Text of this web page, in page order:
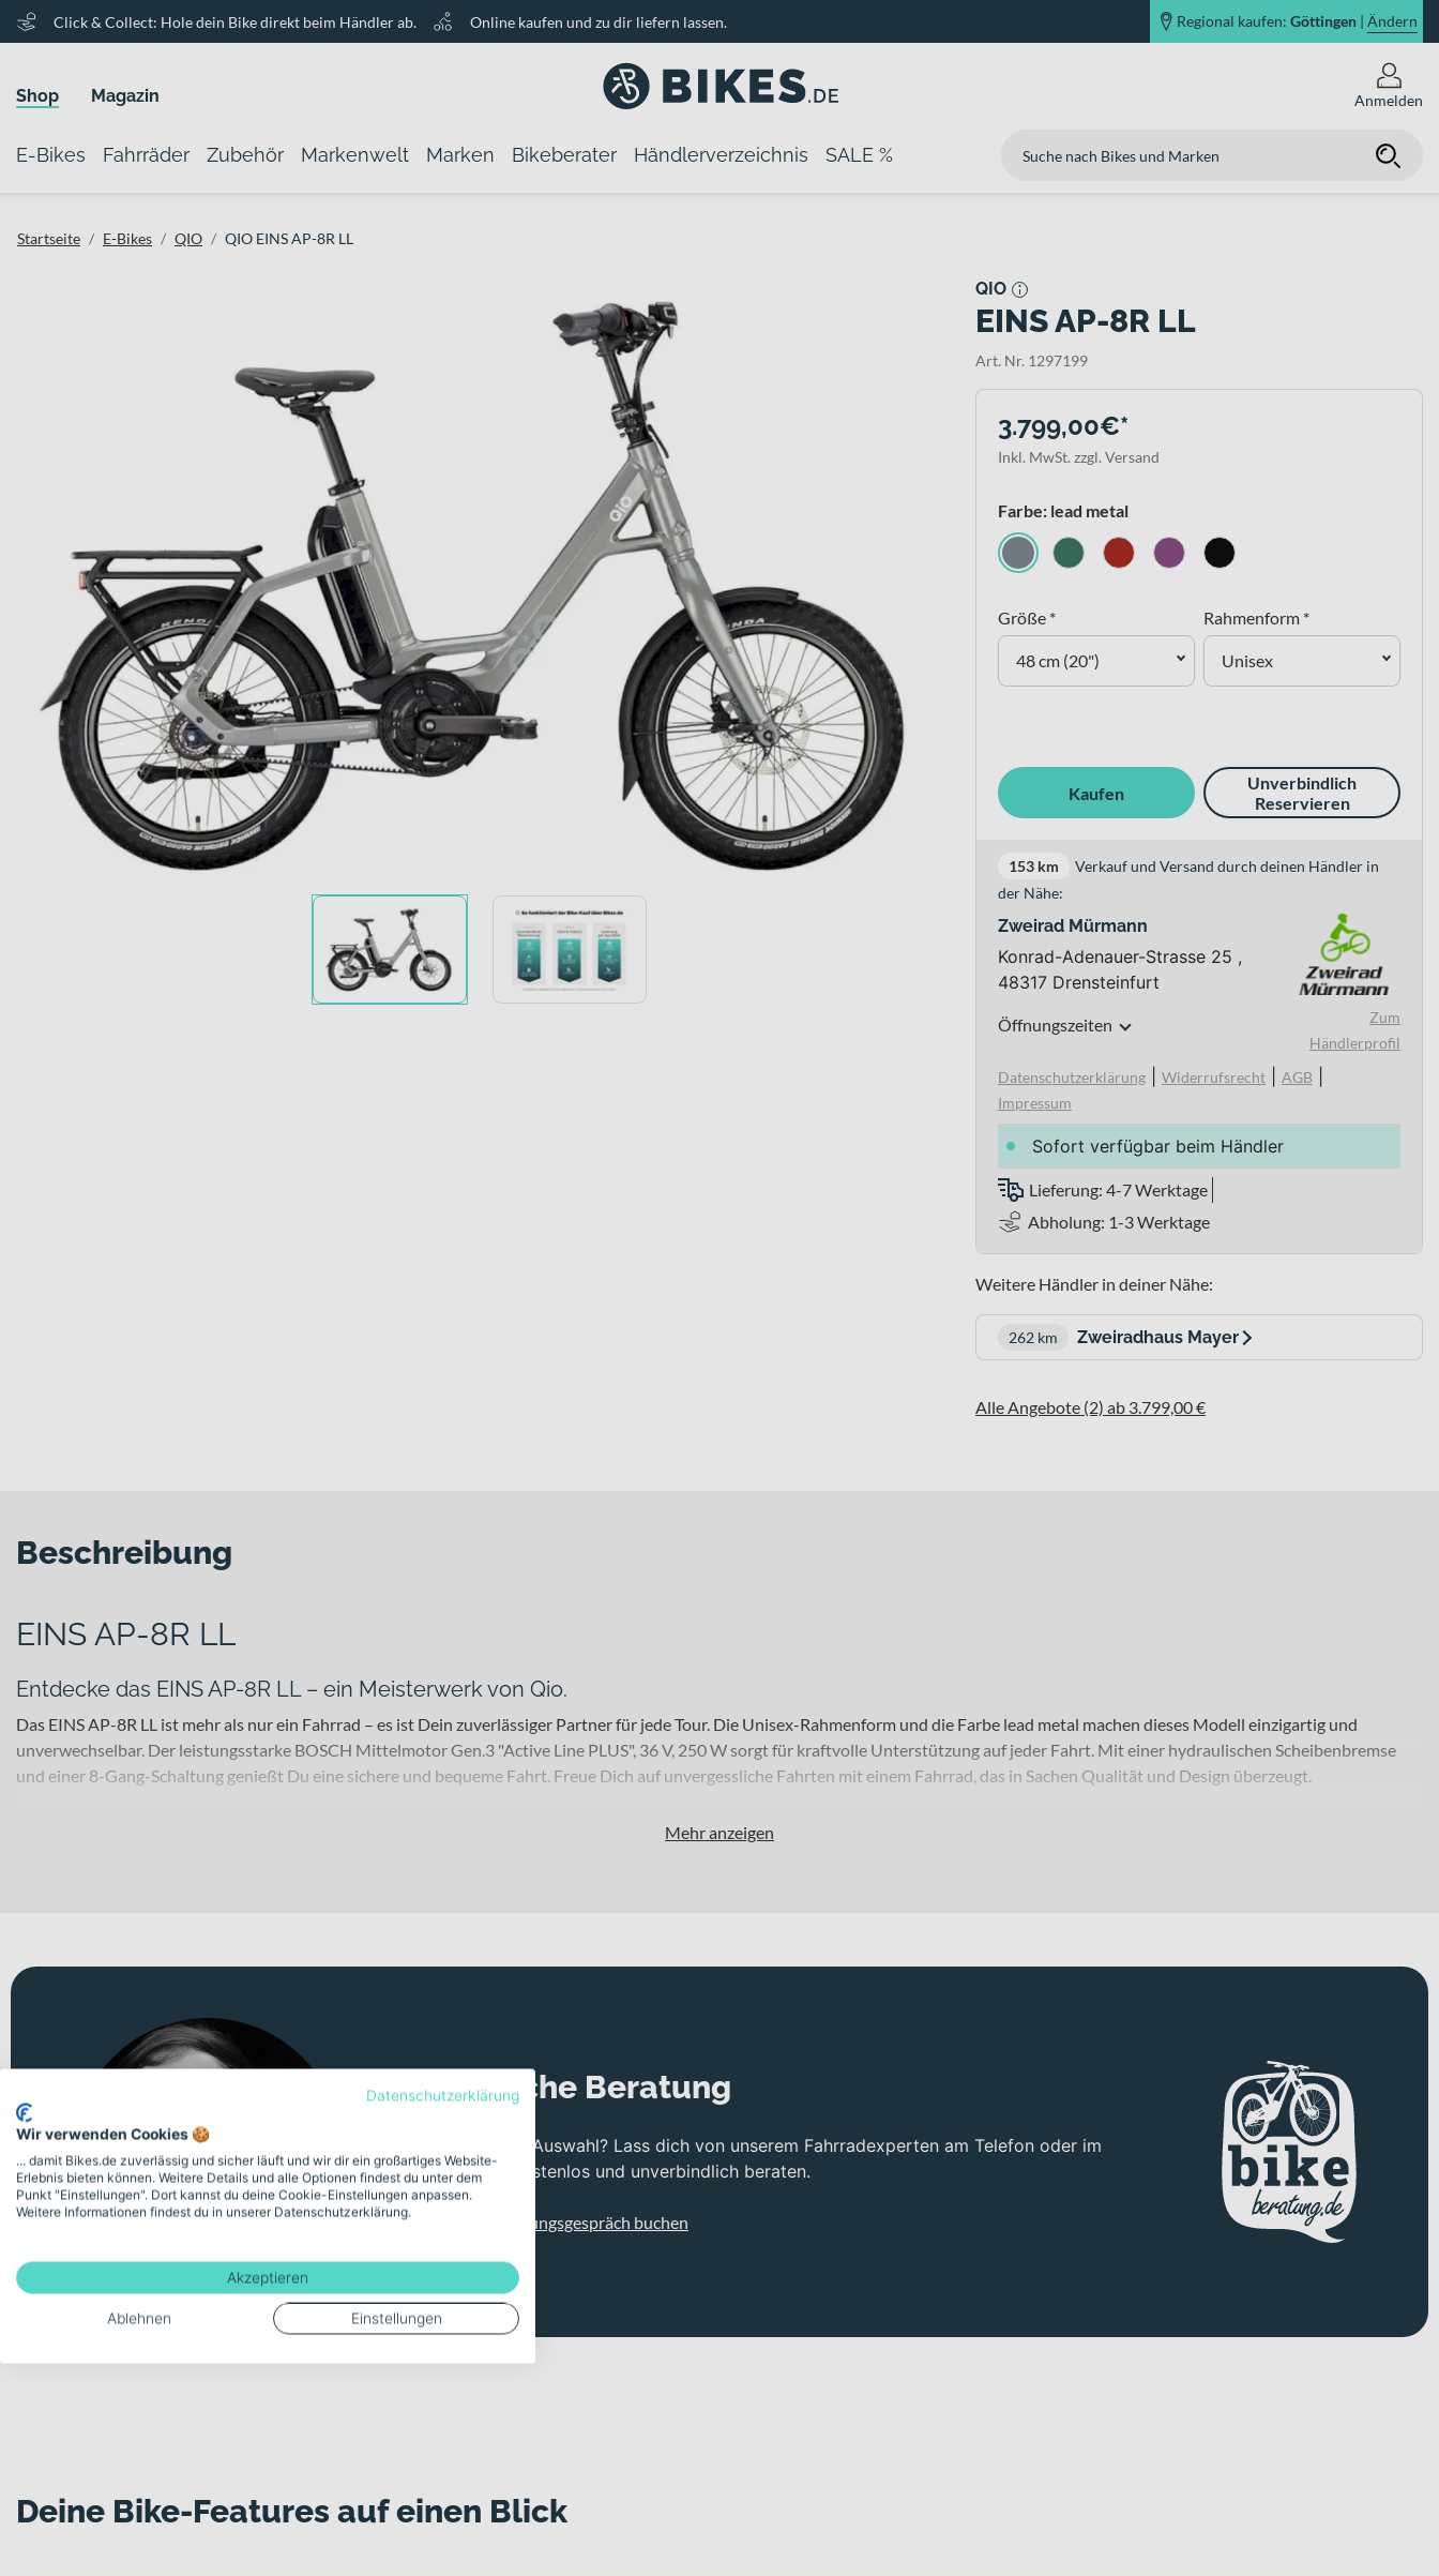
Click & Collect: Hole dein Bike direkt beim Händler ab. Online kaufen und zu dir liefern lassen. Regional kaufen: Göttingen | Ändern
Shop Magazin Anmelden
E-Bikes Fahrräder Zubehör Markenwelt Marken Bikeberater Händlerverzeichnis SALE %
Startseite E-Bikes QIO QIO EINS AP-8R LL
QIO
EINS AP-8R LL
Art. Nr. 1297199
3.799,00€*
Inkl. MwSt. zzgl. Versand
Farbe: lead metal
Größe *
48 cm (20")
Rahmenform *
Unisex
Kaufen
Unverbindlich
Reservieren
153 km
Verkauf und Versand durch deinen Händler in
der Nähe:
Zweirad Mürmann
Konrad-Adenauer-Strasse 25 ,
48317 Drensteinfurt
Öffnungszeiten
Zum
Händlerprofil
Datenschutzerklärung
Widerrufsrecht AGB
Impressum
Sofort verfügbar beim Händler
Lieferung: 4-7 Werktage
Abholung: 1-3 Werktage
Weitere Händler in deiner Nähe:
262 km Zweiradhaus Mayer
Alle Angebote (2) ab 3.799,00 €
Beschreibung
EINS AP-8R LL
Entdecke das EINS AP-8R LL – ein Meisterwerk von Qio.
Das EINS AP-8R LL ist mehr als nur ein Fahrrad – es ist Dein zuverlässiger Partner für jede Tour. Die Unisex-Rahmenform und die Farbe lead metal machen dieses Modell einzigartig und
unverwechselbar. Der leistungsstarke BOSCH Mittelmotor Gen.3 "Active Line PLUS", 36 V, 250 W sorgt für kraftvolle Unterstützung auf jeder Fahrt. Mit einer hydraulischen Scheibenbremse
und einer 8-Gang-Schaltung genießt Du eine sichere und bequeme Fahrt. Freue Dich auf unvergessliche Fahrten mit einem Fahrrad, das in Sachen Qualität und Design überzeugt.
Mehr anzeigen
Persönliche Beratung
Unsicher bei der Auswahl? Lass dich von unserem Fahrradexperten am Telefon oder im
Videomeeting kostenlos und unverbindlich beraten.
Kostenloses Beratungsgespräch buchen
Deine Bike-Features auf einen Blick
Datenschutzerklärung
Wir verwenden Cookies 🍪
... damit Bikes.de zuverlässig und sicher läuft und wir dir ein großartiges Website-
Erlebnis bieten können. Weitere Details und alle Optionen findest du unter dem
Punkt "Einstellungen". Dort kannst du deine Cookie-Einstellungen anpassen.
Weitere Informationen findest du in unserer Datenschutzerklärung.
Akzeptieren
Ablehnen Einstellungen